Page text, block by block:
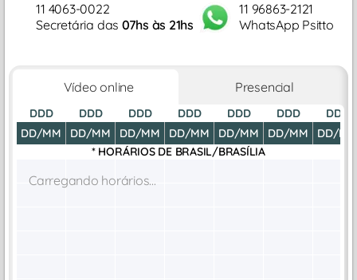
11 4063-0022
Secretária das 07hs às 21hs
11 96863-2121
WhatsApp Psitto
Vídeo online Presencial
DDD
DD/MM
DDD
DD/MM
DDD
DD/MM
DDD
DD/MM
DDD
DD/MM
DDD
DD/MM
DDD
DD/MM
* HORÁRIOS DE BRASIL/BRASÍLIA
Carregando horários...